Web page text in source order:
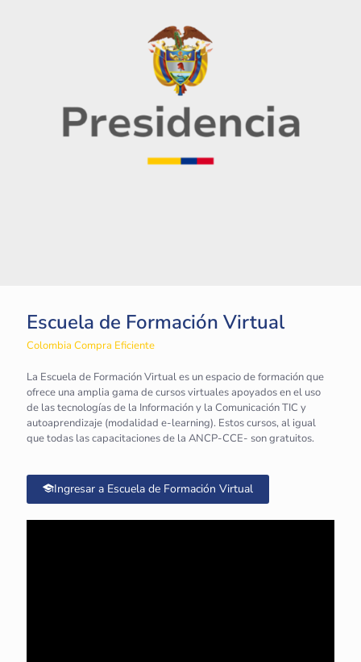
Escuela de Formación Virtual
Colombia Compra Eficiente
La Escuela de Formación Virtual es un espacio de formación que
ofrece una amplia gama de cursos virtuales apoyados en el uso
de las tecnologías de la Información y la Comunicación TIC y
autoaprendizaje (modalidad e-learning). Estos cursos, al igual
que todas las capacitaciones de la ANCP-CCE- son gratuitos.
Ingresar a Escuela de Formación Virtual